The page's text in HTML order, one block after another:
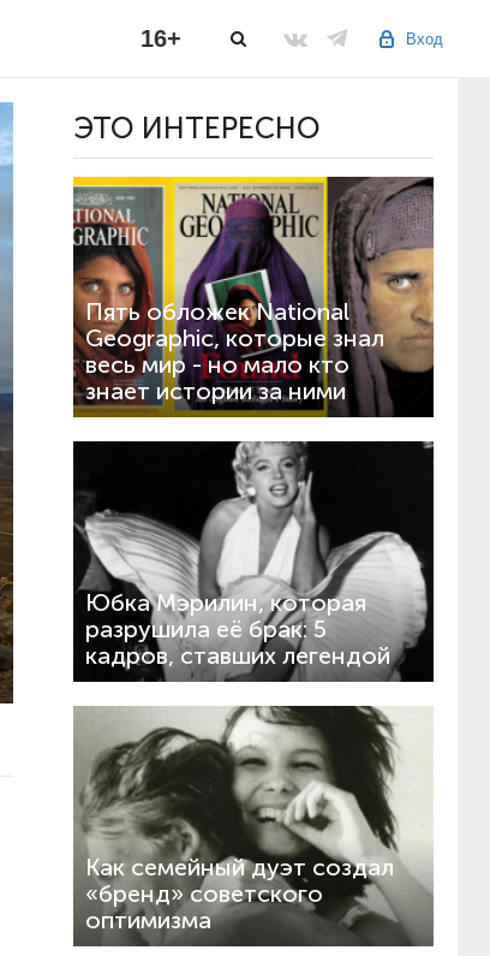
Вход
16+
ЭТО ИНТЕРЕСНО
Пять обложек National
Geographic, которые знал
весь мир - но мало кто
знает истории за ними
Юбка Мэрилин, которая
разрушила её брак: 5
кадров, ставших легендой
Как семейный дуэт создал
«бренд» советского
оптимизма